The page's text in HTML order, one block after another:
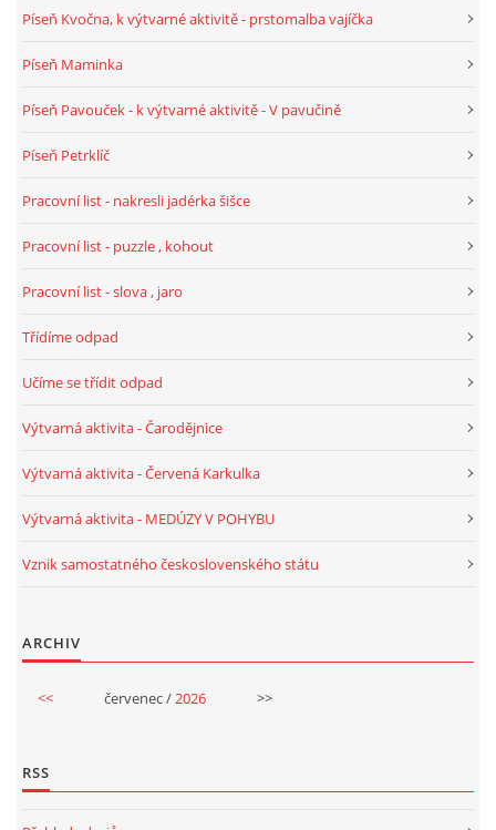
POHYBOVÉ AKTIVITY NA TÉMA PODZIM
BÁSNĚ K TÉMATU ZIMA
POHYBOVÉ AKTIVITY NA TÉMA ZIMA
VZDĚLÁVACÍ PLÁN OD ZÁŘÍ DO ČERVNA
TÝDENNÍ PLÁNY
SMYSLOVÁ AKTIVITA
MONTESSORI AKTIVITA
JÓGOVÉ CVIČENÍ, TYPY, RADY, RECENZE
STÁTNÍ SVÁTKY
20.10. DEN STROMŮ
Píseň Kvočna, k výtvarné aktivitě - prstomalba vajíčka
Píseň Maminka
Píseň Pavouček - k výtvarné aktivitě - V pavučině
Píseň Petrklíč
Pracovní list - nakresli jadérka šišce
Pracovní list - puzzle , kohout
Pracovní list - slova , jaro
Třídíme odpad
Učíme se třídit odpad
Výtvarná aktivita - Čarodějnice
Výtvarná aktivita - Červená Karkulka
Výtvarná aktivita - MEDÚZY V POHYBU
Vznik samostatného československého státu
ARCHIV
<< červenec /2026 >>
RSS